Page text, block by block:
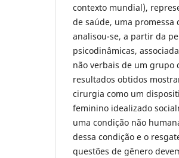
contexto mundial),
de saúde, uma
analisou-se, a partir da
psicodinâmicas,
não verbais de um grupo
resultados obtidos
cirurgia como um
feminino idealizado
uma condição não
dessa condição e o
questões de gênero